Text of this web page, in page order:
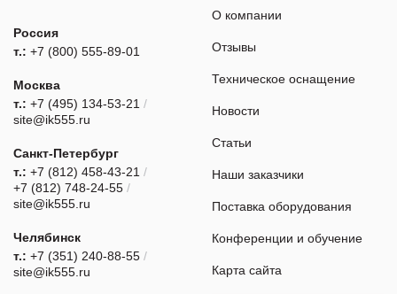
Россия
т.: +7 (800) 555-89-01
Москва
т.: +7 (495) 134-53-21 /
site@ik555.ru
Санкт-Петербург
т.: +7 (812) 458-43-21 /
+7 (812) 748-24-55 /
site@ik555.ru
Челябинск
т.: +7 (351) 240-88-55 /
site@ik555.ru
О компании
Отзывы
Техническое оснащение
Новости
Статьи
Наши заказчики
Поставка оборудования
Конференции и обучение
Карта сайта